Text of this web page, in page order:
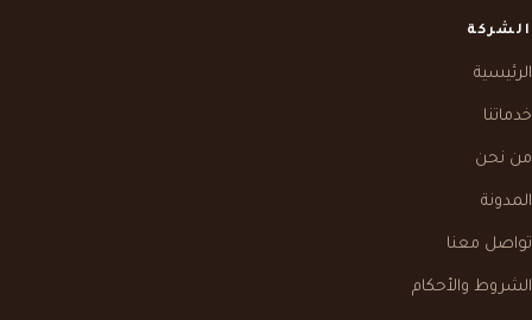
الشركة
الرئيسية
خدماتنا
من نحن
المدونة
تواصل معنا
الشروط والأحكام